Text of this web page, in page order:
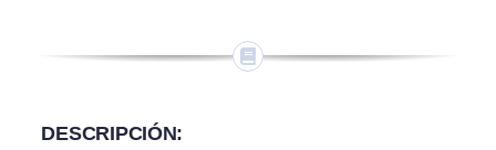
DESCRIPCIÓN: